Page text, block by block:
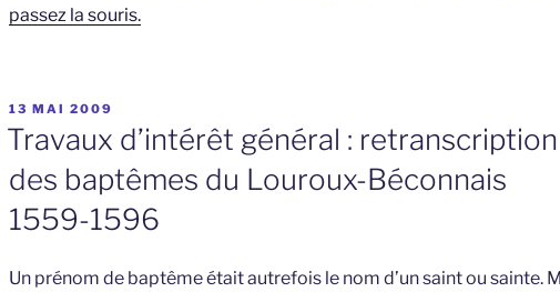
passez la souris.
PUBLIÉ
LE
13 MAI 2009
Travaux d’intérêt général : retranscription
des baptêmes du Louroux-Béconnais
1559-1596
Un prénom de baptême était autrefois le nom d’un saint ou sainte.